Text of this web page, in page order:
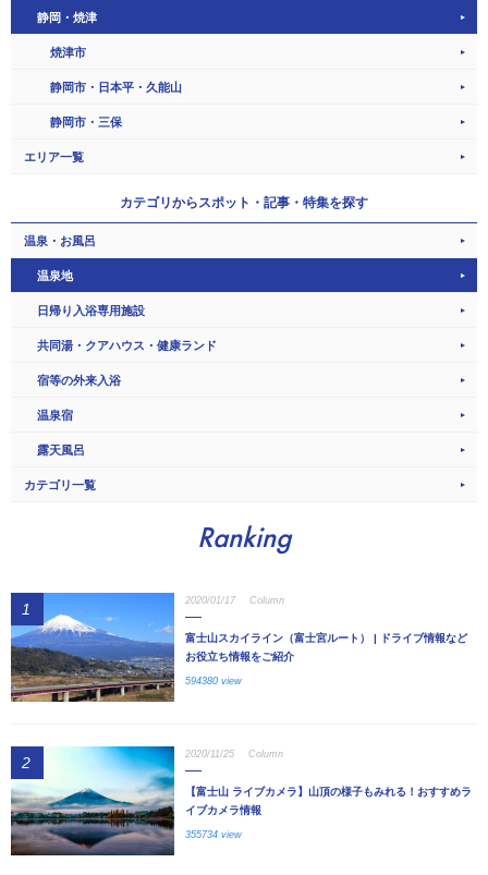
静岡・焼津
焼津市
静岡市・日本平・久能山
静岡市・三保
エリア一覧
カテゴリからスポット・記事・特集を探す
温泉・お風呂
温泉地
日帰り入浴専用施設
共同湯・クアハウス・健康ランド
宿等の外来入浴
温泉宿
露天風呂
カテゴリ一覧
Ranking
1 2020/01/17 Column
富士山スカイライン（富士宮ルート） | ドライブ情報など
お役立ち情報をご紹介
594380 view
2 2020/11/25 Column
【富士山 ライブカメラ】山頂の様子もみれる！おすすめラ
イブカメラ情報
355734 view